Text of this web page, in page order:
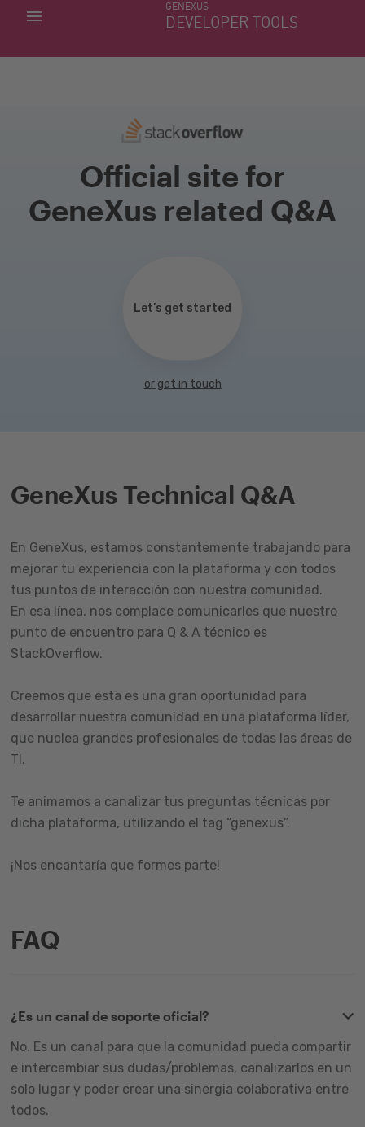
GENEXUS
DEVELOPER TOOLS
MIS APLICACIONES
Official site for
GeneXus related Q&A
Let’s get started
or get in touch
GeneXus Technical Q&A
En GeneXus, estamos constantemente trabajando para
mejorar tu experiencia con la plataforma y con todos
tus puntos de interacción con nuestra comunidad.
En esa línea, nos complace comunicarles que nuestro
punto de encuentro para Q & A técnico es
StackOverflow.
Creemos que esta es una gran oportunidad para
desarrollar nuestra comunidad en una plataforma líder,
que nuclea grandes profesionales de todas las áreas de
TI.
Te animamos a canalizar tus preguntas técnicas por
dicha plataforma, utilizando el tag “genexus”.
¡Nos encantaría que formes parte!
FAQ
¿Es un canal de soporte oficial?
No. Es un canal para que la comunidad pueda compartir
e intercambiar sus dudas/problemas, canalizarlos en un
solo lugar y poder crear una sinergia colaborativa entre
todos.